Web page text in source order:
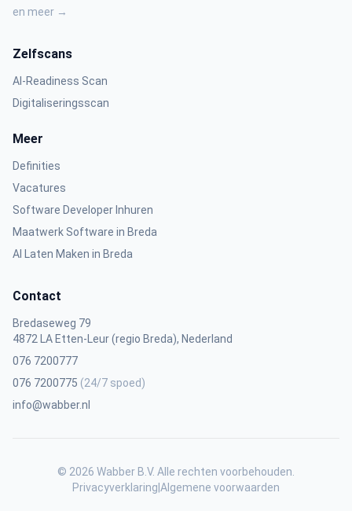
en meer →
Zelfscans
AI-Readiness Scan
Digitaliseringsscan
Meer
Definities
Vacatures
Software Developer Inhuren
Maatwerk Software in Breda
AI Laten Maken in Breda
Contact
Bredaseweg 79
4872 LA Etten-Leur (regio Breda), Nederland
076 7200777
076 7200775 (24/7 spoed)
info@wabber.nl
© 2026 Wabber B.V. Alle rechten voorbehouden.
Privacyverklaring Algemene voorwaarden